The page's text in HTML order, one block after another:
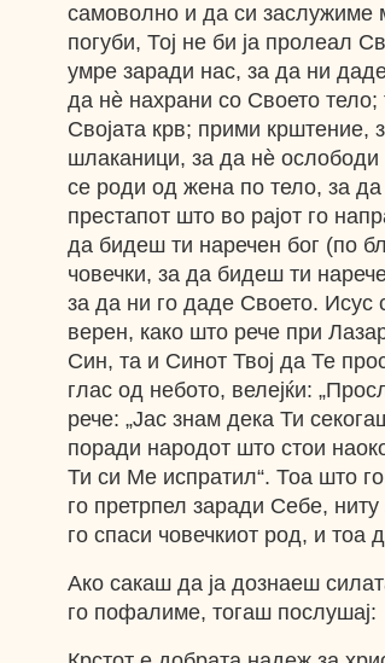
самоволно и да си заслужиме
погуби, Тој не би ја пролеал
умре заради нас, за да ни
да нѐ нахрани со Своето
Својата крв; прими крштение,
шлаканици, за да нѐ ослободи
се роди од жена по тело, за
престапот што во рајот го
да бидеш ти наречен бог (по
човечки, за да бидеш ти
за да ни го даде Своето. Исус
верен, како што рече при
Син, та и Синот Твој да Те
глас од небото, велејќи:
рече: „Јас знам дека Ти
поради народот што стои
Ти си Ме испратил“. Тоа што
го претрпел заради Себе,
го спаси човечкиот род, и тоа
Ако сакаш да ја дознаеш
го пофалиме, тогаш послушај: